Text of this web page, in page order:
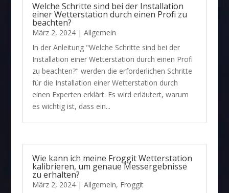
Welche Schritte sind bei der Installation
einer Wetterstation durch einen Profi zu
beachten?
März 2, 2024| Allgemein
In der Anleitung "Welche Schritte sind bei der
Installation einer Wetterstation durch einen Profi
zu beachten?" werden die erforderlichen Schritte
für die Installation einer Wetterstation durch
einen Experten erklärt. Es wird erläutert, warum
es wichtig ist, dass ein...
Wie kann ich meine Froggit Wetterstation
kalibrieren, um genaue Messergebnisse
zu erhalten?
März 2, 2024| Allgemein, Froggit